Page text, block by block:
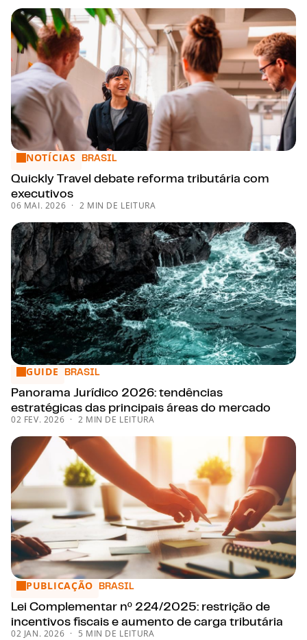
Quickly Travel debate reforma tributária com executivos
NOTÍCIAS BRASIL
Quickly Travel debate reforma tributária com
executivos
06 MAI. 2026 2 MIN DE LEITURA
Panorama Jurídico 2026: tendências estratégicas das
GUIDE BRASIL
Panorama Jurídico 2026: tendências
estratégicas das principais áreas do mercado
02 FEV. 2026 2 MIN DE LEITURA
Lei Complementar nº 224/2025: restrição de incentivos
PUBLICAÇÃO BRASIL
Lei Complementar nº 224/2025: restrição de
incentivos fiscais e aumento de carga tributária
02 JAN. 2026 5 MIN DE LEITURA